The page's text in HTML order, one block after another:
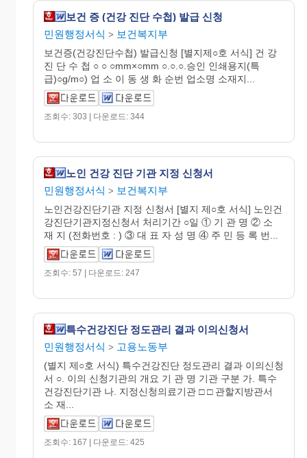
보건 증 (건강 진단 수첩) 발급 신청
민원행정서식 > 보건복지부
보건증(건강진단수첩) 발급신청 [별지제○호 서식] 건 강
진 단 수 첩 ○ ○ ○mm×○mm ○.○.○.승인 인쇄용지(특
급)○g/m○) 업 소 이 동 생 화 순번 업소명 소재지...
조회수: 303 | 다운로드: 344
노인 건강 진단 기관 지정 신청서
민원행정서식 > 보건복지부
노인건강진단기관 지정 신청서 [별지 제○호 서식] 노인건
강진단기관지정신청서 처리기간 ○일 ① 기 관 명 ② 소
재 지 (전화번호 : ) ③ 대 표 자 성 명 ④ 주 민 등 록 번...
조회수: 57 | 다운로드: 247
특수건강진단 정도관리 결과 이의신청서
민원행정서식 > 고용노동부
(별지 제○호 서식) 특수건강진단 정도관리 결과 이의신청
서 ○. 이의 신청기관의 개요 기 관 명 기관 구분 가. 특수
건강진단기관 나. 지정신청의료기관 □ □ 관할지방관서
소 재...
조회수: 167 | 다운로드: 425